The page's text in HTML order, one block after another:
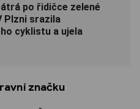
po řidičce zelené
Plzni srazila
cyklistu a ujela
značku